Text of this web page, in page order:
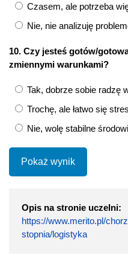
Czasem, ale potrzeba
Nie, nie analizuję
10. Czy jesteś gotów/
zmiennymi warunkami?
Tak, dobrze sobie radzę
Trochę, ale łatwo się
Nie, wolę stabilne
Pokaż wynik
Opis na stronie uczelni:
https://www.merito.pl/
stopnia/logistyka